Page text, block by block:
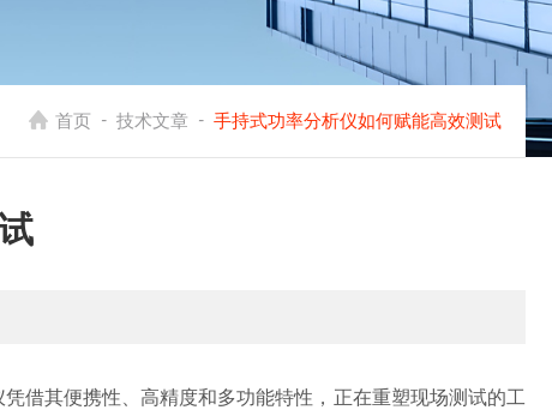
首页 - 技术文章 - 手持式功率分析仪如何赋能高效测试
其便携性、高精度和多功能特性，正在重塑现场测试的工